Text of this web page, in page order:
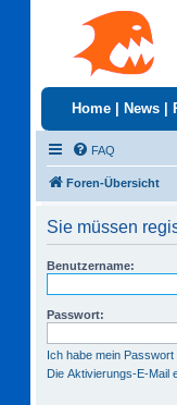
Home News
FAQ
Foren-Übersicht
Sie müssen
Benutzername:
Passwort:
Ich habe mein
Die Aktivierungs-E-Mail